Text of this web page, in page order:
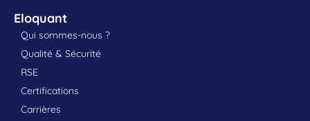
Eloquant
Qui sommes-nous ?
Qualité & Sécurité
RSE
Certifications
Carrières